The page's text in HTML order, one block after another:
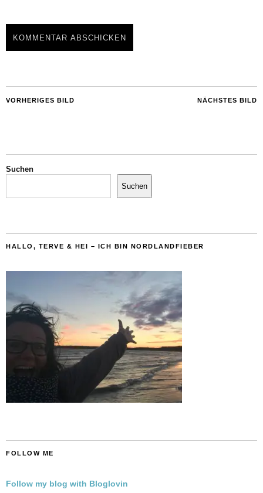
NÄCHSTES BILD
VORHERIGES BILD
Suchen
Suchen
HALLO, TERVE & HEI – ICH BIN NORDLANDFIEBER
FOLLOW ME
Follow my blog with Bloglovin